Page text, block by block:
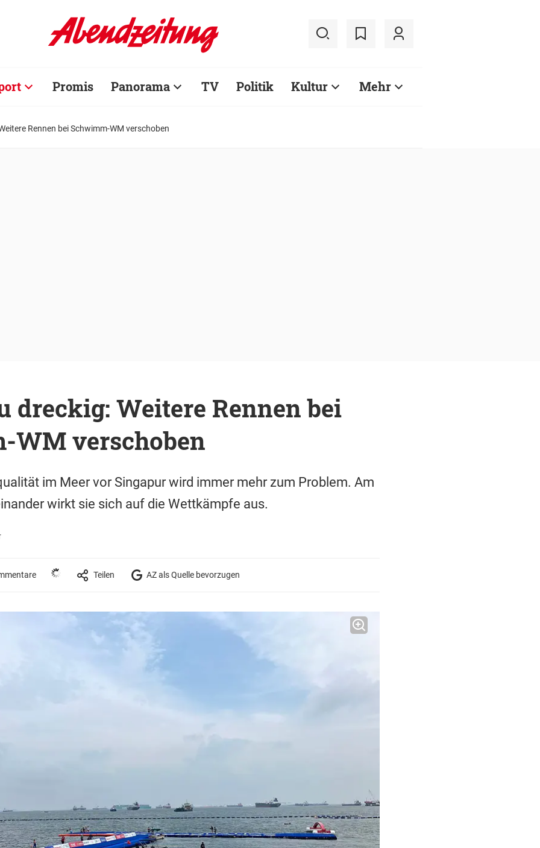
Promis Panorama TV Politik Kultur Mehr
Rennen bei Schwimm-WM verschoben
dreckig: Weitere Rennen bei
WM verschoben
im Meer vor Singapur wird immer mehr zum Problem. Am
wirkt sie sich auf die Wettkämpfe aus.
Teilen AZ als Quelle bevorzugen